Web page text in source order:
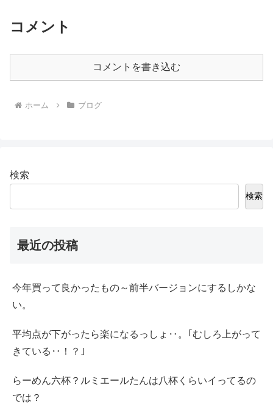
コメント
コメントを書き込む
ホーム ブログ
検索
検索
最近の投稿
今年買って良かったもの～前半バージョンにするしかな
い。
平均点が下がったら楽になるっしょ‥。｢むしろ上がって
きている‥！？｣
らーめん六杯？ルミエールたんは八杯くらいイってるの
では？